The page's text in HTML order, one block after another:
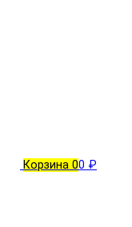
Корзина 00 ₽